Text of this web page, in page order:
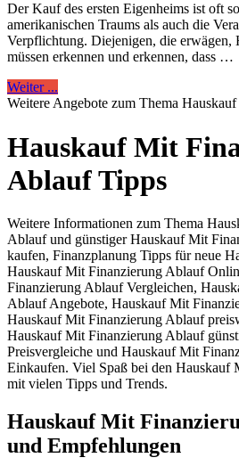
Der Kauf des ersten Eigenheims ist oft
amerikanischen Traums als auch die
Verpflichtung. Diejenigen, die erwägen,
müssen erkennen und erkennen, dass …
Weiter ...
Weitere Angebote zum Thema
Hauskauf Mit
Ablauf Tipps
Weitere Informationen zum Thema
Ablauf und günstiger Hauskauf Mit
kaufen, Finanzplanung Tipps für neue
Hauskauf Mit Finanzierung Ablauf
Finanzierung Ablauf Vergleichen,
Ablauf Angebote, Hauskauf Mit
Hauskauf Mit Finanzierung Ablauf
Hauskauf Mit Finanzierung Ablauf
Preisvergleiche und Hauskauf Mit
Einkaufen. Viel Spaß bei den Hauskauf
mit vielen Tipps und Trends.
Hauskauf Mit
und Empfehlungen